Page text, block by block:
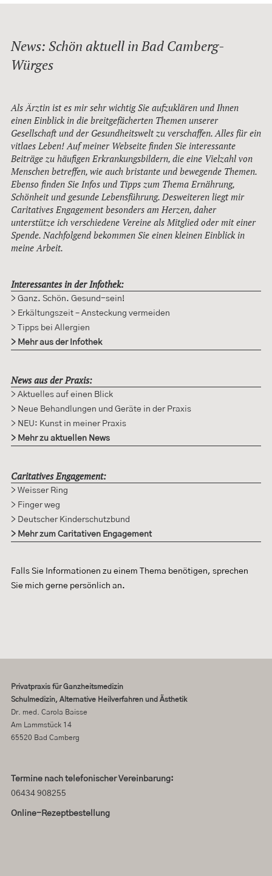
News: Schön aktuell in Bad Camberg-
Würges
Als Ärztin ist es mir sehr wichtig Sie aufzuklären und Ihnen
einen Einblick in die breitgefächerten Themen unserer
Gesellschaft und der Gesundheitswelt zu verschaffen. Alles für ein
vitlaes Leben! Auf meiner Webseite finden Sie interessante
Beiträge zu häufigen Erkrankungsbildern, die eine Vielzahl von
Menschen betreffen, wie auch bristante und bewegende Themen.
Ebenso finden Sie Infos und Tipps zum Thema Ernährung,
Schönheit und gesunde Lebensführung. Desweiteren liegt mir
Caritatives Engagement besonders am Herzen, daher
unterstütze ich verschiedene Vereine als Mitglied oder mit einer
Spende. Nachfolgend bekommen Sie einen kleinen Einblick in
meine Arbeit.
Interessantes in der Infothek:
> Ganz. Schön. Gesund-sein!
> Erkältungszeit – Ansteckung vermeiden
> Tipps bei Allergien
> Mehr aus der Infothek
News aus der Praxis:
> Aktuelles auf einen Blick
> Neue Behandlungen und Geräte in der Praxis
> NEU: Kunst in meiner Praxis
> Mehr zu aktuellen News
Caritatives Engagement:
> Weisser Ring
> Finger weg
> Deutscher Kinderschutzbund
> Mehr zum Caritativen Engagement
Falls Sie Informationen zu einem Thema benötigen, sprechen
Sie mich gerne persönlich an.
Privatpraxis für Ganzheitsmedizin
Schulmedizin, Alternative Heilverfahren und Ästhetik
Dr. med. Carola Baisse
Am Lammstück 14
65520 Bad Camberg
Termine nach telefonischer Vereinbarung:
06434 908255
Online-Rezeptbestellung